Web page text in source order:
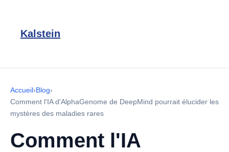
Kalstein
Accueil›Blog›
Comment l'IA d'AlphaGenome de DeepMind pourrait élucider les
mystères des maladies rares
Comment l'IA